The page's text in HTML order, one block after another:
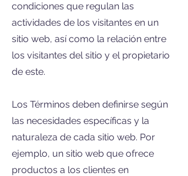
condiciones que regulan las
actividades de los visitantes en un
sitio web, así como la relación entre
los visitantes del sitio y el propietario
de este.
Los Términos deben definirse según
las necesidades específicas y la
naturaleza de cada sitio web. Por
ejemplo, un sitio web que ofrece
productos a los clientes en